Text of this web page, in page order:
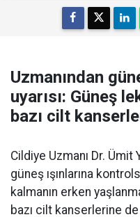
Uzmanından
uyarısı: Güneş
bazı cilt
Cildiye Uzmanı Dr. Ümit
güneş ışınlarına
kalmanın erken
bazı cilt kanserlerine